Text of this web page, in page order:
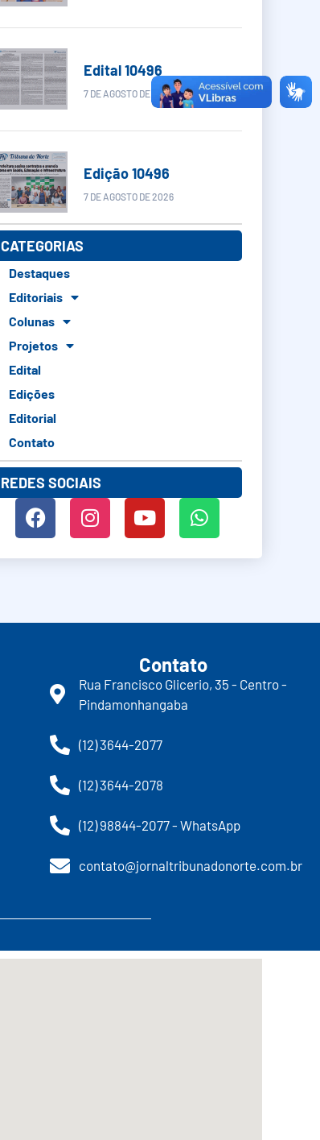
Edital 10496
7 DE AGOSTO DE 2026
Edição 10496
7 DE AGOSTO DE 2026
CATEGORIAS
Destaques
Editoriais
Colunas
Projetos
Edital
Edições
Editorial
Contato
REDES SOCIAIS
Contato
Rua Francisco Glicerio, 35 - Centro -
Pindamonhangaba
(12) 3644-2077
(12) 3644-2078
(12) 98844-2077 - WhatsApp
contato@jornaltribunadonorte.com.br